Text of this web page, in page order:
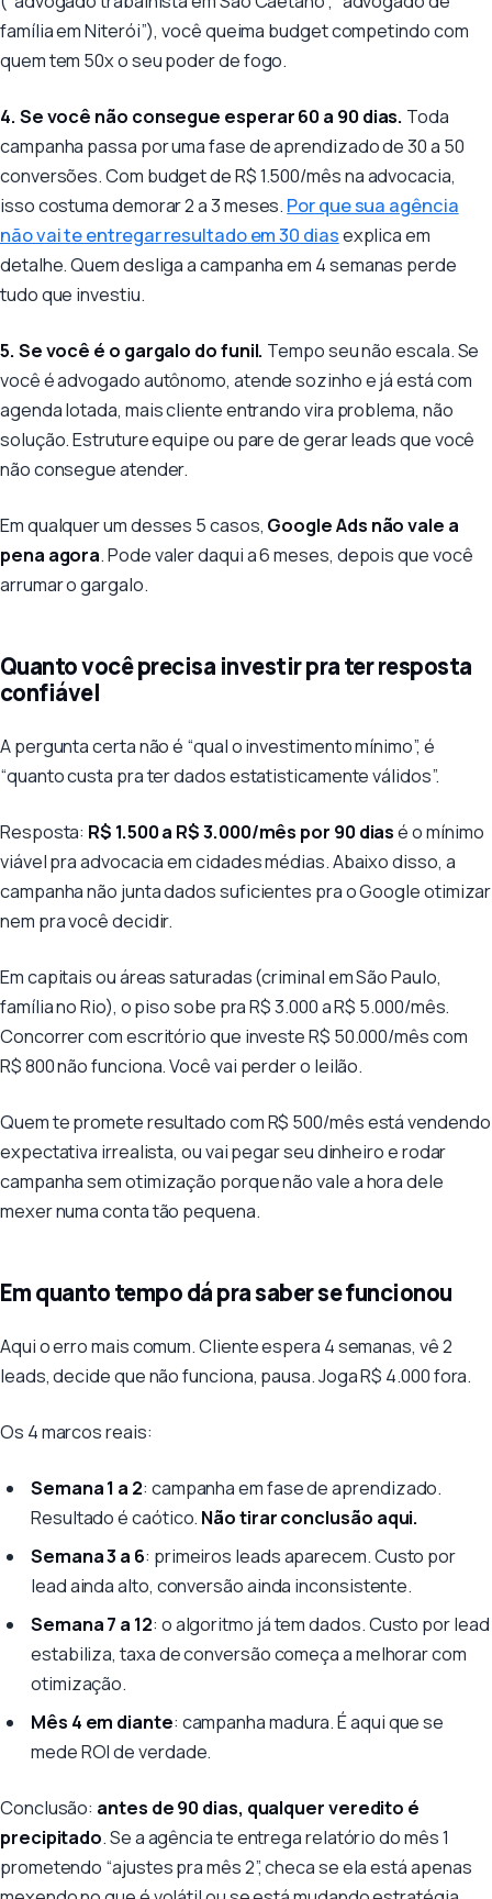
família em Niterói”), você queima budget competindo com
quem tem 50x o seu poder de fogo.
4. Se você não consegue esperar 60 a 90 dias. Toda
campanha passa por uma fase de aprendizado de 30 a 50
conversões. Com budget de R$ 1.500/mês na advocacia,
isso costuma demorar 2 a 3 meses. Por que sua agência
não vai te entregar resultado em 30 diasexplica em
detalhe. Quem desliga a campanha em 4 semanas perde
tudo que investiu.
5. Se você é o gargalo do funil. Tempo seu não escala. Se
você é advogado autônomo, atende sozinho e já está com
agenda lotada, mais cliente entrando vira problema, não
solução. Estruture equipe ou pare de gerar leads que você
não consegue atender.
Em qualquer um desses 5 casos, Google Ads não vale a
pena agora. Pode valer daqui a 6 meses, depois que você
arrumar o gargalo.
Quanto você precisa investir pra ter resposta
confiável
A pergunta certa não é “qual o investimento mínimo”, é
“quanto custa pra ter dados estatisticamente válidos”.
Resposta: R$ 1.500 a R$ 3.000/mês por 90 diasé o mínimo
viável pra advocacia em cidades médias. Abaixo disso, a
campanha não junta dados suficientes pra o Google otimizar
nem pra você decidir.
Em capitais ou áreas saturadas (criminal em São Paulo,
família no Rio), o piso sobe pra R$ 3.000 a R$ 5.000/mês.
Concorrer com escritório que investe R$ 50.000/mês com
R$ 800 não funciona. Você vai perder o leilão.
Quem te promete resultado com R$ 500/mês está vendendo
expectativa irrealista, ou vai pegar seu dinheiro e rodar
campanha sem otimização porque não vale a hora dele
mexer numa conta tão pequena.
Em quanto tempo dá pra saber se funcionou
Aqui o erro mais comum. Cliente espera 4 semanas, vê 2
leads, decide que não funciona, pausa. Joga R$ 4.000 fora.
Os 4 marcos reais:
Semana 1 a 2: campanha em fase de aprendizado.
Resultado é caótico. Não tirar conclusão aqui.
Semana 3 a 6: primeiros leads aparecem. Custo por
lead ainda alto, conversão ainda inconsistente.
Semana 7 a 12: o algoritmo já tem dados. Custo por lead
estabiliza, taxa de conversão começa a melhorar com
otimização.
Mês 4 em diante: campanha madura. É aqui que se
mede ROI de verdade.
Conclusão: antes de 90 dias, qualquer veredito é
precipitado. Se a agência te entrega relatório do mês 1
prometendo “ajustes pra mês 2”, checa se ela está apenas